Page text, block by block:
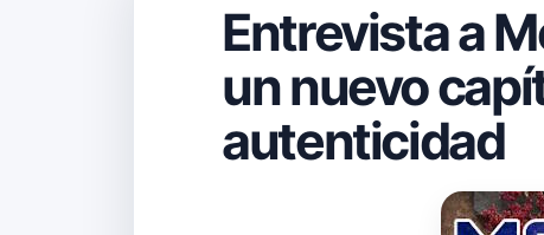
Entrevista a
un nuevo
autenticidad